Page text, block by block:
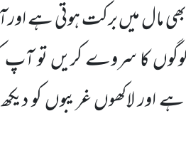
مال میں برکت ہوتی ہے
لوگوں کا سروے کریں تو آپ
اور لاکھوں غریبوں کو